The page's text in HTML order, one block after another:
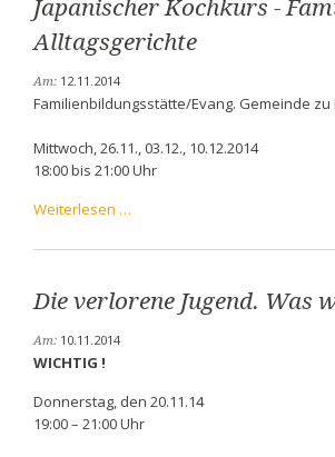
Japanischer Kochkurs -
Alltagsgerichte
Am: 12.11.2014
Familienbildungsstätte/Evang. Gemeinde zu
Mittwoch, 26.11., 03.12., 10.12.2014
18:00 bis 21:00 Uhr
Weiterlesen …Japanischer
-
und
Alltagsgerichte
Die verlorene Jugend. Was
Am: 10.11.2014
WICHTIG !
Donnerstag, den 20.11.14
19:00 – 21:00 Uhr